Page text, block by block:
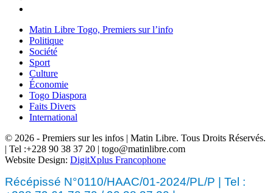
Matin Libre Togo, Premiers sur l’info
Politique
Société
Sport
Culture
Économie
Togo Diaspora
Faits Divers
International
© 2026 - Premiers sur les infos | Matin Libre. Tous Droits Réservés.
| Tel :+228 90 38 37 20 | togo@matinlibre.com
Website Design: DigitXplus Francophone
Récépissé N°0110/HAAC/01-2024/PL/P | Tel :